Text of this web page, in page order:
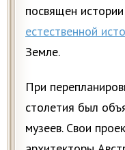
посвящен
естественной
Земле.
При
столетия был
музеев. Свои